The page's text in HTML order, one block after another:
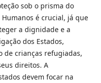
sob o prisma do
é crucial, já que
a dignidade e a
dos Estados,
de crianças refugiadas,
direitos. A
devem focar na